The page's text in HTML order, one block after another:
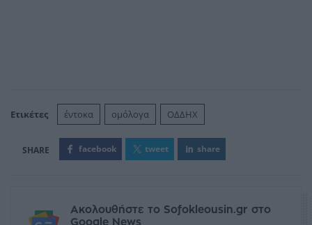
Ετικέτες έντοκα ομόλογα ΟΔΔΗΧ
facebook tweet share
Ακολουθήστε το Sofokleousin.gr στο
Google News